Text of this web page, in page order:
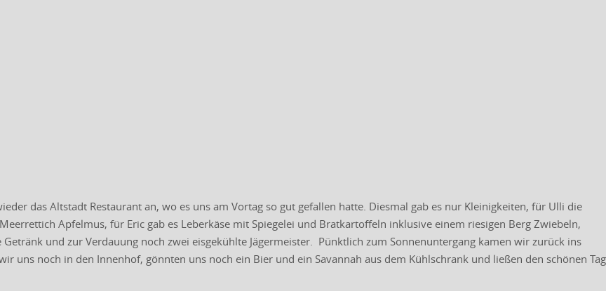
das Altstadt Restaurant an, wo es uns am Vortag so gut gefallen hatte. Diesmal gab es nur Kleinigkeiten, für Ulli die
Apfelmus, für Eric gab es Leberkäse mit Spiegelei und Bratkartoffeln inklusive einem riesigen Berg Zwiebeln,
Getränk und zur Verdauung noch zwei eisgekühlte Jägermeister. Pünktlich zum Sonnenuntergang kamen wir zurück ins
uns noch in den Innenhof, gönnten uns noch ein Bier und ein Savannah aus dem Kühlschrank und ließen den schönen Tag